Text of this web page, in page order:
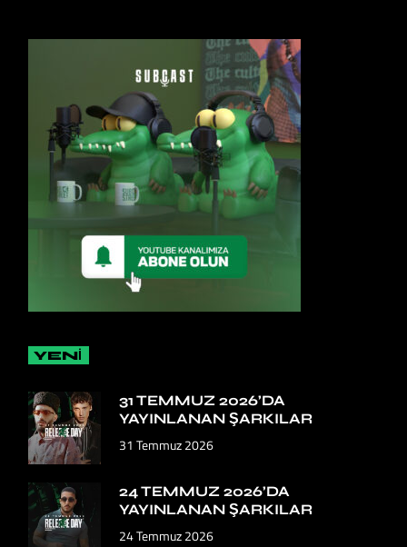
YENİ
31 TEMMUZ 2026’DA
YAYINLANAN ŞARKILAR
31 Temmuz 2026
24 TEMMUZ 2026’DA
YAYINLANAN ŞARKILAR
24 Temmuz 2026